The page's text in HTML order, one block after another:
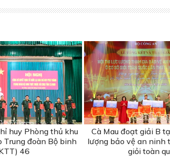
huy Phòng thủ khu
Trung đoàn Bộ binh
46
Cà Mau đoạt giải B
lượng bảo vệ an ninh
giỏi toàn